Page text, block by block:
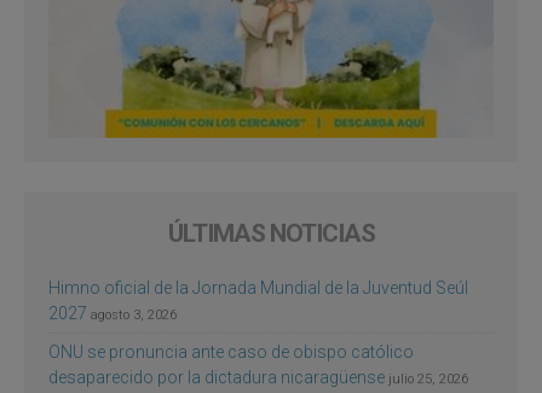
ÚLTIMAS NOTICIAS
Himno oficial de la Jornada Mundial de la Juventud Seúl
2027 agosto 3, 2026
ONU se pronuncia ante caso de obispo católico
desaparecido por la dictadura nicaragüense julio 25, 2026